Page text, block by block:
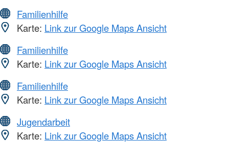
Familienhilfe
Karte: Link zur Google Maps Ansicht
Familienhilfe
Karte: Link zur Google Maps Ansicht
Familienhilfe
Karte: Link zur Google Maps Ansicht
Jugendarbeit
Karte: Link zur Google Maps Ansicht